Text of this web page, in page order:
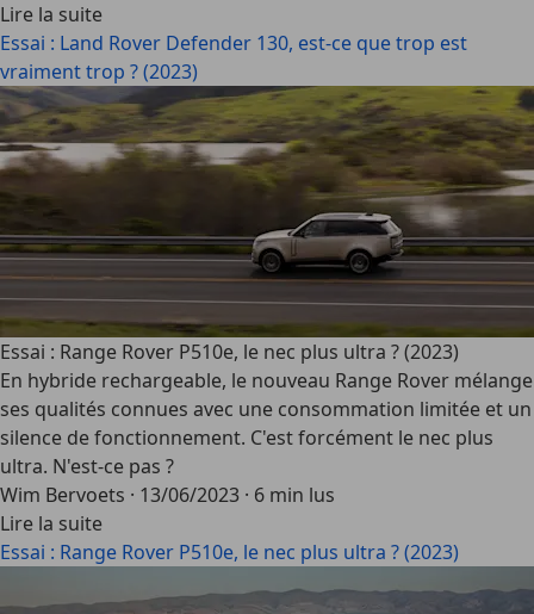
Lire la suite
Essai : Land Rover Defender 130, est-ce que trop est
vraiment trop ? (2023)
Essai : Range Rover P510e, le nec plus ultra ? (2023)
En hybride rechargeable, le nouveau Range Rover mélange
ses qualités connues avec une consommation limitée et un
silence de fonctionnement. C'est forcément le nec plus
ultra. N'est-ce pas ?
Wim Bervoets · 13/06/2023 · 6 min lus
Lire la suite
Essai : Range Rover P510e, le nec plus ultra ? (2023)